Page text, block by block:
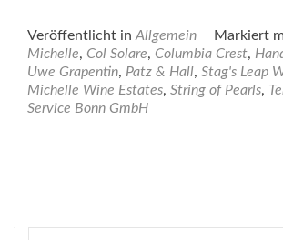
Veröffentlicht in Allgemein Markiert
Michelle, Col Solare, Columbia Crest,
Uwe Grapentin, Patz & Hall, Stag's Leap
Michelle Wine Estates, String of Pearls,
Service Bonn GmbH